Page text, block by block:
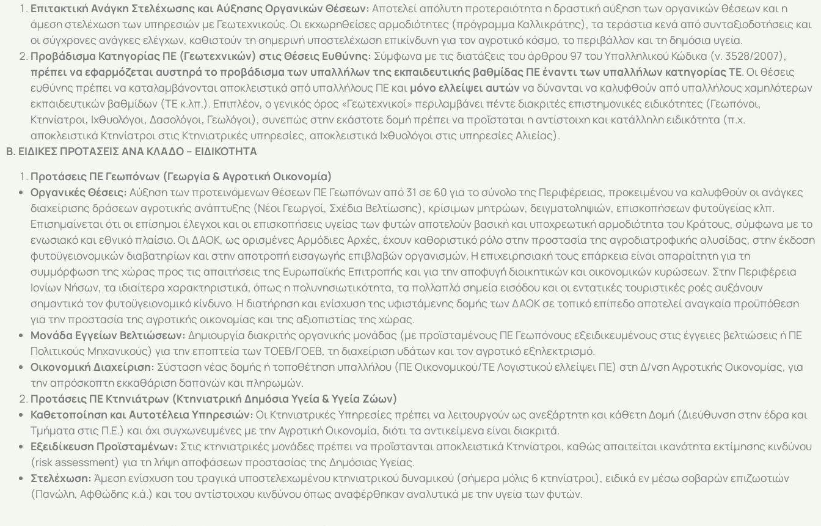
Επιτακτική Ανάγκη Στελέχωσης και Αύξησης Οργανικών Θέσεων: Αποτελεί απόλυτη προτεραιότητα η δραστική αύξηση των οργανικών θέσεων και η
άμεση στελέχωση των υπηρεσιών με Γεωτεχνικούς. Οι εκχωρηθείσες αρμοδιότητες (πρόγραμμα Καλλικράτης), τα τεράστια κενά από συνταξιοδοτήσεις και
οι σύγχρονες ανάγκες ελέγχων, καθιστούν τη σημερινή υποστελέχωση επικίνδυνη για τον αγροτικό κόσμο, το περιβάλλον και τη δημόσια υγεία.
Προβάδισμα Κατηγορίας ΠΕ (Γεωτεχνικών) στις Θέσεις Ευθύνης: Σύμφωνα με τις διατάξεις του άρθρου 97 του Υπαλληλικού Κώδικα (ν. 3528/2007),
πρέπει να εφαρμόζεται αυστηρά το προβάδισμα των υπαλλήλων της εκπαιδευτικής βαθμίδας ΠΕ έναντι των υπαλλήλων κατηγορίας ΤΕ. Οι θέσεις
ευθύνης πρέπει να καταλαμβάνονται αποκλειστικά από υπαλλήλους ΠΕ και μόνο ελλείψει αυτών να δύνανται να καλυφθούν από υπαλλήλους χαμηλότερων
εκπαιδευτικών βαθμίδων (ΤΕ κ.λπ.). Επιπλέον, ο γενικός όρος «Γεωτεχνικοί» περιλαμβάνει πέντε διακριτές επιστημονικές ειδικότητες (Γεωπόνοι,
Κτηνίατροι, Ιχθυολόγοι, Δασολόγοι, Γεωλόγοι), συνεπώς στην εκάστοτε δομή πρέπει να προΐσταται η αντίστοιχη και κατάλληλη ειδικότητα (π.χ.
αποκλειστικά Κτηνίατροι στις Κτηνιατρικές υπηρεσίες, αποκλειστικά Ιχθυολόγοι στις υπηρεσίες Αλιείας).
Β. ΕΙΔΙΚΕΣ ΠΡΟΤΑΣΕΙΣ ΑΝΑ ΚΛΑΔΟ – ΕΙΔΙΚΟΤΗΤΑ
Προτάσεις ΠΕ Γεωπόνων (Γεωργία & Αγροτική Οικονομία)
Οργανικές Θέσεις: Αύξηση των προτεινόμενων θέσεων ΠΕ Γεωπόνων από 31 σε 60 για το σύνολο της Περιφέρειας, προκειμένου να καλυφθούν οι ανάγκες
διαχείρισης δράσεων αγροτικής ανάπτυξης (Νέοι Γεωργοί, Σχέδια Βελτίωσης), κρίσιμων μητρώων, δειγματοληψιών, επισκοπήσεων φυτοϋγείας κλπ.
Επισημαίνεται ότι οι επίσημοι έλεγχοι και οι επισκοπήσεις υγείας των φυτών αποτελούν βασική και υποχρεωτική αρμοδιότητα του Κράτους, σύμφωνα με το
ενωσιακό και εθνικό πλαίσιο. Οι ΔΑΟΚ, ως ορισμένες Αρμόδιες Αρχές, έχουν καθοριστικό ρόλο στην προστασία της αγροδιατροφικής αλυσίδας, στην έκδοση
φυτοϋγειονομικών διαβατηρίων και στην αποτροπή εισαγωγής επιβλαβών οργανισμών. Η επιχειρησιακή τους επάρκεια είναι απαραίτητη για τη
συμμόρφωση της χώρας προς τις απαιτήσεις της Ευρωπαϊκής Επιτροπής και για την αποφυγή διοικητικών και οικονομικών κυρώσεων. Στην Περιφέρεια
Ιονίων Νήσων, τα ιδιαίτερα χαρακτηριστικά, όπως η πολυνησιωτικότητα, τα πολλαπλά σημεία εισόδου και οι εντατικές τουριστικές ροές αυξάνουν
σημαντικά τον φυτοϋγειονομικό κίνδυνο. Η διατήρηση και ενίσχυση της υφιστάμενης δομής των ΔΑΟΚ σε τοπικό επίπεδο αποτελεί αναγκαία προϋπόθεση
για την προστασία της αγροτικής οικονομίας και της αξιοπιστίας της χώρας.
Μονάδα Εγγείων Βελτιώσεων: Δημιουργία διακριτής οργανικής μονάδας (με προϊσταμένους ΠΕ Γεωπόνους εξειδικευμένους στις έγγειες βελτιώσεις ή ΠΕ
Πολιτικούς Μηχανικούς) για την εποπτεία των ΤΟΕΒ/ΓΟΕΒ, τη διαχείριση υδάτων και τον αγροτικό εξηλεκτρισμό.
Οικονομική Διαχείριση: Σύσταση νέας δομής ή τοποθέτηση υπαλλήλου (ΠΕ Οικονομικού/ΤΕ Λογιστικού ελλείψει ΠΕ) στη Δ/νση Αγροτικής Οικονομίας, για
την απρόσκοπτη εκκαθάριση δαπανών και πληρωμών.
Προτάσεις ΠΕ Κτηνιάτρων (Κτηνιατρική Δημόσια Υγεία & Υγεία Ζώων)
Καθετοποίηση και Αυτοτέλεια Υπηρεσιών: Οι Κτηνιατρικές Υπηρεσίες πρέπει να λειτουργούν ως ανεξάρτητη και κάθετη Δομή (Διεύθυνση στην έδρα και
Τμήματα στις Π.Ε.) και όχι συγχωνευμένες με την Αγροτική Οικονομία, διότι τα αντικείμενα είναι διακριτά.
Εξειδίκευση Προϊσταμένων: Στις κτηνιατρικές μονάδες πρέπει να προΐστανται αποκλειστικά Κτηνίατροι, καθώς απαιτείται ικανότητα εκτίμησης κινδύνου
(risk assessment) για τη λήψη αποφάσεων προστασίας της Δημόσιας Υγείας.
Στελέχωση: Άμεση ενίσχυση του τραγικά υποστελεχωμένου κτηνιατρικού δυναμικού (σήμερα μόλις 6 κτηνίατροι), ειδικά εν μέσω σοβαρών επιζωοτιών
(Πανώλη, Αφθώδης κ.ά.) και του αντίστοιχου κινδύνου όπως αναφέρθηκαν αναλυτικά με την υγεία των φυτών.